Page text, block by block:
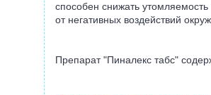
способен снижать
от негативных воздействий
Препарат "Пиналекс табс"